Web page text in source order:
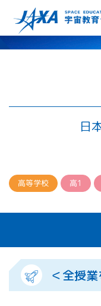
日
高等学校 高1
＜全授